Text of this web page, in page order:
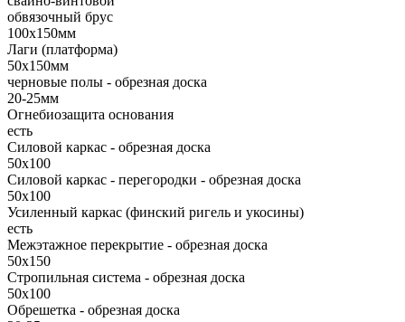
обвязочный брус
100х150мм
Лаги (платформа)
50х150мм
черновые полы - обрезная доска
20-25мм
Огнебиозащита основания
есть
Силовой каркас - обрезная доска
50х100
Силовой каркас - перегородки - обрезная доска
50х100
Усиленный каркас (финский ригель и укосины)
есть
Межэтажное перекрытие - обрезная доска
50х150
Стропильная система - обрезная доска
50х100
Обрешетка - обрезная доска